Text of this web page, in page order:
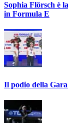
Sophia Flörsch è
in Formula E
Il podio della